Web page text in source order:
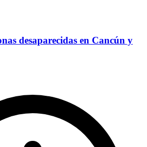
desaparecidas en Cancún y